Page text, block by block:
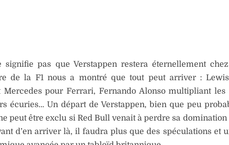
signifie pas que Verstappen restera éternellement
de la F1 nous a montré que tout peut arriver :
Mercedes pour Ferrari, Fernando Alonso multipliant les
écuries… Un départ de Verstappen, bien que peu
peut être exclu si Red Bull venait à perdre sa
d’en arriver là, il faudra plus que des spéculations et